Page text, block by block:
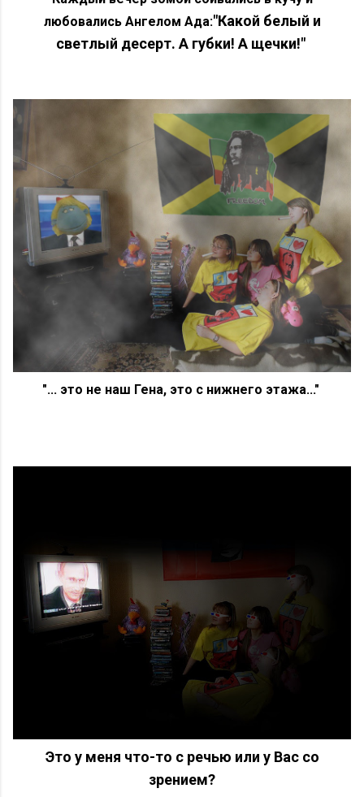
любовались Ангелом Ада:"Какой белый и
светлый десерт. А губки! А щечки!"
"... это не наш Гена, это с нижнего этажа..."
Это у меня что-то с речью или у Вас со
зрением?